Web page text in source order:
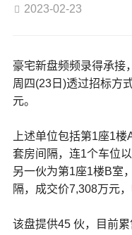
2023-02-23
豪宅新盘频频录得承接
周四(23日)透过招标方
元。
上述单位包括第1座1楼
套房间隔，连1个车位
另一伙为第1座1楼B室
隔，成交价7,308万元，
该盘提供45 伙，目前